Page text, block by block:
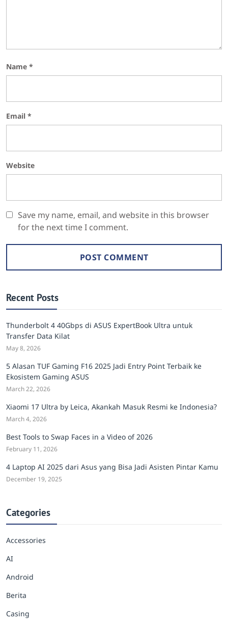
Name *
Email *
Website
Save my name, email, and website in this browser
for the next time I comment.
Recent Posts
Thunderbolt 4 40Gbps di ASUS ExpertBook Ultra untuk
Transfer Data Kilat
May 8, 2026
5 Alasan TUF Gaming F16 2025 Jadi Entry Point Terbaik ke
Ekosistem Gaming ASUS
March 22, 2026
Xiaomi 17 Ultra by Leica, Akankah Masuk Resmi ke Indonesia?
March 4, 2026
Best Tools to Swap Faces in a Video of 2026
February 11, 2026
4 Laptop AI 2025 dari Asus yang Bisa Jadi Asisten Pintar Kamu
December 19, 2025
Categories
Accessories
AI
Android
Berita
Casing